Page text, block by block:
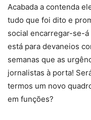
Acabada a contenda
tudo que foi dito e
social encarregar-se-á
está para devaneios
semanas que as
jornalistas à porta!
termos um novo
em funções?